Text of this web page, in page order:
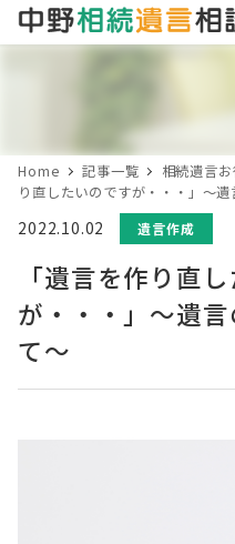
Home 記事一覧 相続遺言
り直したいのですが・・・」～
「遺言を作り直
が・・・」～遺
て～
投稿日
2022.10.02 カテゴリー
遺言作成